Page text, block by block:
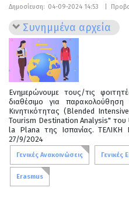
Δημοσίευση: 04-09-2024 14:53
Συνημμένα αρχεία
Eνημερώνουμε τους/τις
διαθέσιμο για
Κινητικότητας (Blended
Tourism Destination Analysis"
la Plana της Ισπανίας.
27/9/2024
Γενικές Ανακοινώσεις Γενικές
Erasmus